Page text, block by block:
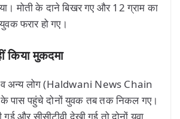
मोती के दाने बिखर गए और 12 ग्राम का
फरार हो गए।
किया मुकदमा
व अन्य लोग (Haldwani News Chain
पहुंचे दोनों युवक तब तक निकल गए।
और सीसीटीवी देखी गई तो दोनों युवा